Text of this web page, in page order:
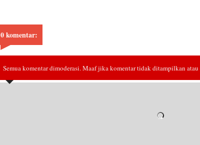
0 komentar:
Semua komentar dimoderasi. Maaf jika komentar tidak ditampilkan atau